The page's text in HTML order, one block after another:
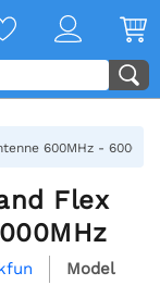
600MHz -
Flex
Model